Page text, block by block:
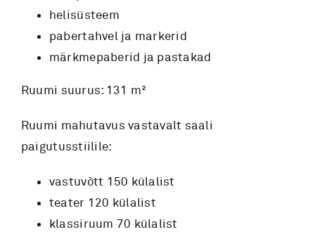
helisüsteem
pabertahvel ja markerid
märkmepaberid ja pastakad
Ruumi suurus: 131 m²
Ruumi mahutavus vastavalt saali
paigutusstiilile:
vastuvõtt 150 külalist
teater 120 külalist
klassiruum 70 külalist